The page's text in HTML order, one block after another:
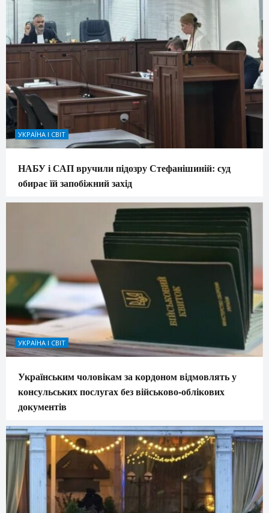
УКРАЇНА І СВІТ
НАБУ і САП вручили підозру Стефанішиній: суд
обирає їй запобіжний захід
УКРАЇНА І СВІТ
Українським чоловікам за кордоном відмовлять у
консульських послугах без військово-облікових
документів